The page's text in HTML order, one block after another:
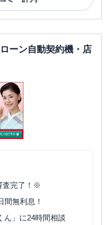
ーン自動契約機・店
査完了！※
間無利息！
ん」に24時間相談